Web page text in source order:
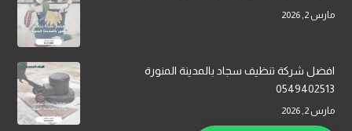
مارس 2, 2026
افضل شركة تنظيف سجاد بالمدينة المنورة
0549402513
مارس 2, 2026